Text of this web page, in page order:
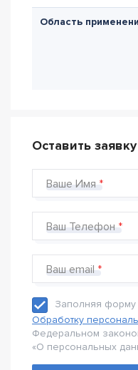
Область
Оставить заявку
Ваше Имя
Ваш Телефон
Ваш email
Заполняя
Обработку
Федеральном
«О персональных